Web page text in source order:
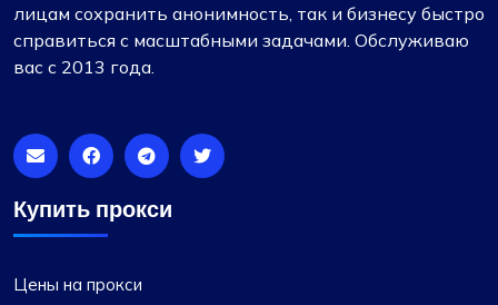
лицам сохранить анонимность, так и бизнесу быстро
справиться с масштабными задачами. Обслуживаю
вас с 2013 года.
Купить прокси
Цены на прокси